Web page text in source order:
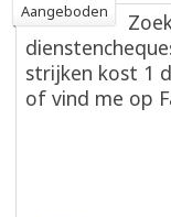
Aangeboden
strijken kost 1
of vind me op